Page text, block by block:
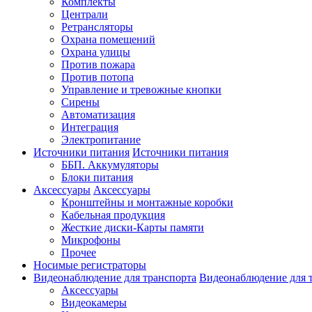
Централи
Ретрансляторы
Охрана помещений
Охрана улицы
Против пожара
Против потопа
Управление и тревожные кнопки
Сирены
Автоматизация
Интеграция
Электропитание
Источники питания Источники питания
ББП. Аккумуляторы
Блоки питания
Аксессуары Аксессуары
Кронштейны и монтажные коробки
Кабельная продукция
Жесткие диски-Карты памяти
Микрофоны
Прочее
Носимые регистраторы
Видеонаблюдение для транспорта Видеонаблюдение для
Аксессуары
Видеокамеры